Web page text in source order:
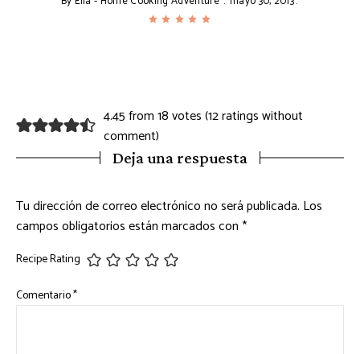
4.45 from 18 votes (12 ratings without
comment)
Deja una respuesta
Tu dirección de correo electrónico no será publicada. Los
campos obligatorios están marcados con*
Recipe Rating
Comentario*